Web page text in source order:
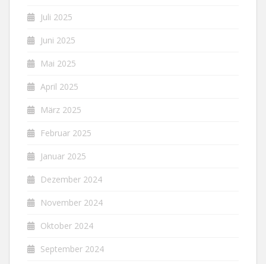
Juli 2025
Juni 2025
Mai 2025
April 2025
März 2025
Februar 2025
Januar 2025
Dezember 2024
November 2024
Oktober 2024
September 2024